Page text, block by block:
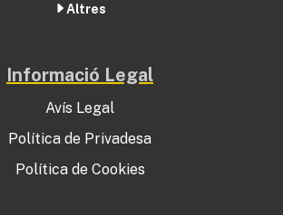
Altres
Informació Legal
Avís Legal
Política de Privadesa
Política de Cookies